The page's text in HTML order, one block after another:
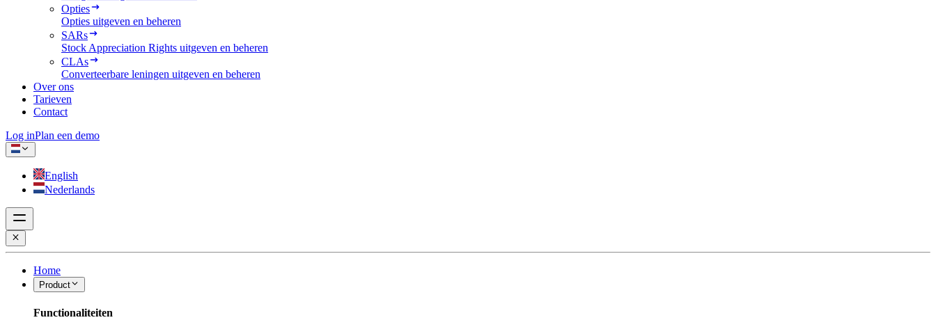
Opties
Opties uitgeven en beheren
SARs
Stock Appreciation Rights uitgeven en beheren
CLAs
Converteerbare leningen uitgeven en beheren
Over ons
Tarieven
Contact
Log inPlan een demo
English
Nederlands
Home
Product
Functionaliteiten